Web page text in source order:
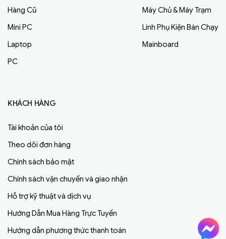
Hàng Cũ
Mini PC
Laptop
PC
Máy Chủ & Máy Trạm
Linh Phụ Kiện Bán Chạy
Mainboard
KHÁCH HÀNG
Tài khoản của tôi
Theo dõi đơn hàng
Chính sách bảo mật
Chính sách vận chuyển và giao nhận
Hỗ trợ kỹ thuật và dịch vụ
Hướng Dẫn Mua Hàng Trực Tuyến
Hướng dẫn phương thức thanh toán